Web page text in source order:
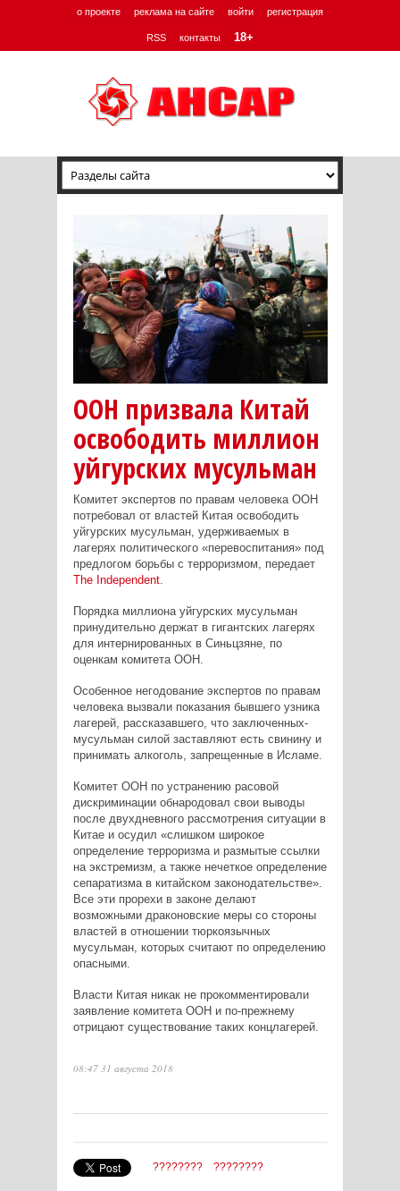
о проекте реклама на сайте войти регистрация
RSS контакты 18+
ООН призвала Китай
освободить миллион
уйгурских мусульман
Комитет экспертов по правам человека ООН
потребовал от властей Китая освободить
уйгурских мусульман, удерживаемых в
лагерях политического «перевоспитания» под
предлогом борьбы с терроризмом, передает
The Independent.
Порядка миллиона уйгурских мусульман
принудительно держат в гигантских лагерях
для интернированных в Синьцзяне, по
оценкам комитета ООН.
Особенное негодование экспертов по правам
человека вызвали показания бывшего узника
лагерей, рассказавшего, что заключенных-
мусульман силой заставляют есть свинину и
принимать алкоголь, запрещенные в Исламе.
Комитет ООН по устранению расовой
дискриминации обнародовал свои выводы
после двухдневного рассмотрения ситуации в
Китае и осудил «слишком широкое
определение терроризма и размытые ссылки
на экстремизм, а также нечеткое определение
сепаратизма в китайском законодательстве».
Все эти прорехи в законе делают
возможными драконовские меры со стороны
властей в отношении тюркоязычных
мусульман, которых считают по определению
опасными.
Власти Китая никак не прокомментировали
заявление комитета ООН и по-прежнему
отрицают существование таких концлагерей.
08:47 31 августа 2018
???????? ????????